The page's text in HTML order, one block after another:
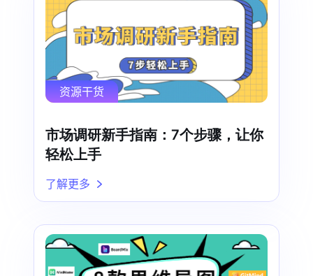
资源干货
市场调研新手指南：7个步骤，让你
轻松上手
了解更多